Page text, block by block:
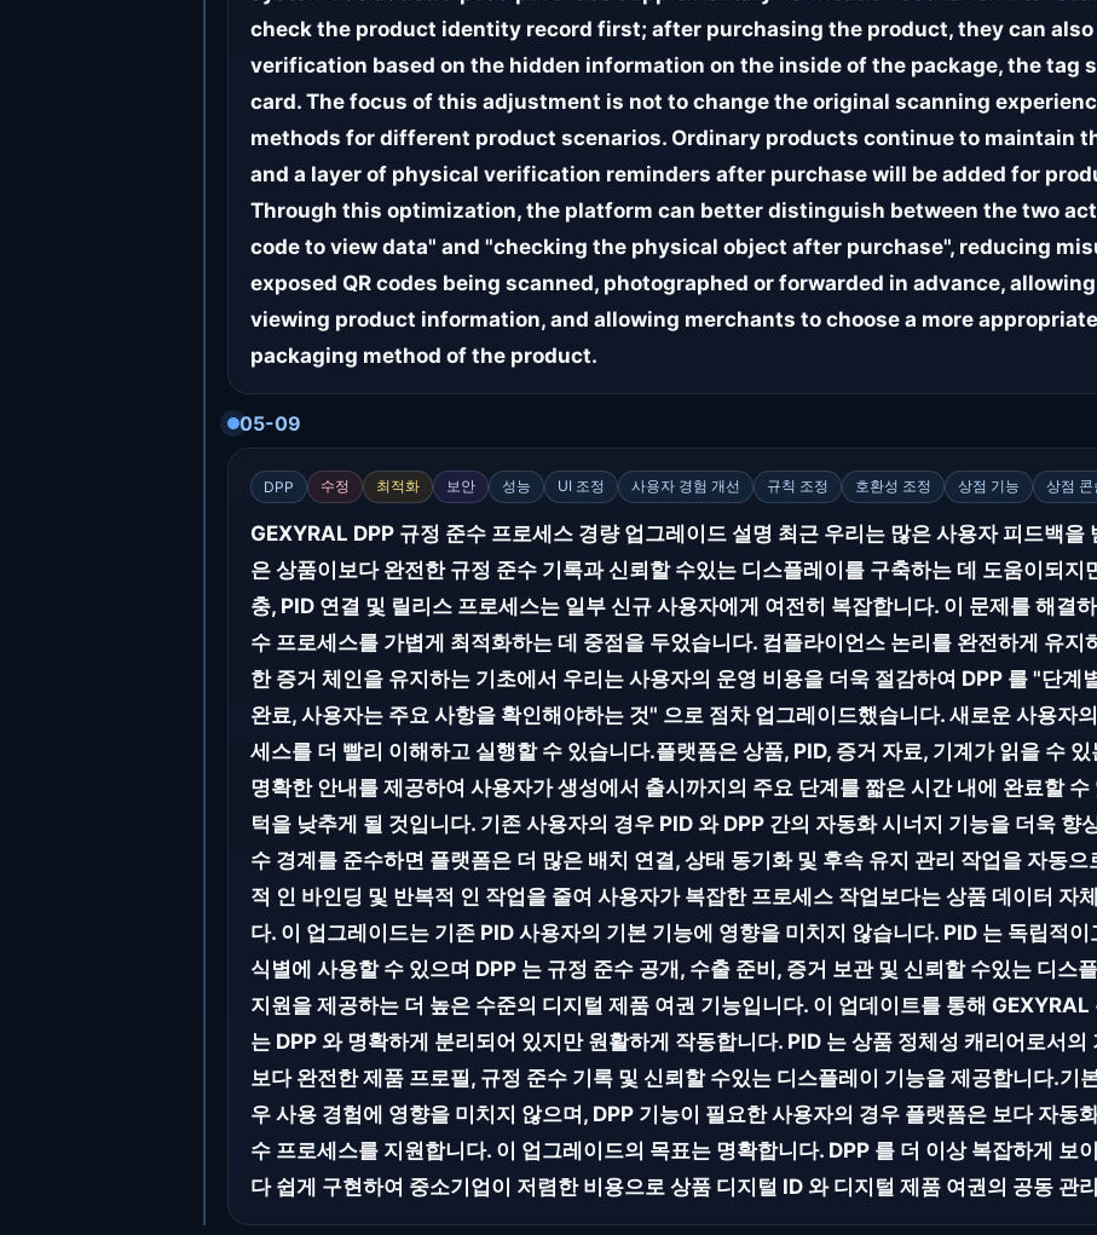
check the product identity record first; after purchasing the product, they can
verification based on the hidden information on the inside of the package, the tag
card. The focus of this adjustment is not to change the original scanning
methods for different product scenarios. Ordinary products continue to maintain
and a layer of physical verification reminders after purchase will be added for
Through this optimization, the platform can better distinguish between the two
code to view data" and "checking the physical object after purchase", reducing
exposed QR codes being scanned, photographed or forwarded in advance,
viewing product information, and allowing merchants to choose a more
packaging method of the product.
05-09
DPP 수정 최적화 보안 성능 UI 조정 사용자 경험 개선 규칙 조정 호환성 조정 상점 기능 상점 콘
GEXYRAL DPP 규정 준수 프로세스 경량 업그레이드 설명 최근 우리는 많은 사용자 피드백을
은 상품이보다 완전한 규정 준수 기록과 신뢰할 수있는 디스플레이를 구축하는 데 도움이되지
충, PID 연결 및 릴리스 프로세스는 일부 신규 사용자에게 여전히 복잡합니다. 이 문제를 해결
수 프로세스를 가볍게 최적화하는 데 중점을 두었습니다. 컴플라이언스 논리를 완전하게 유지
한 증거 체인을 유지하는 기초에서 우리는 사용자의 운영 비용을 더욱 절감하여 DPP 를 "단계
완료, 사용자는 주요 사항을 확인해야하는 것" 으로 점차 업그레이드했습니다. 새로운 사용자
세스를 더 빨리 이해하고 실행할 수 있습니다.플랫폼은 상품, PID, 증거 자료, 기계가 읽을 수
명확한 안내를 제공하여 사용자가 생성에서 출시까지의 주요 단계를 짧은 시간 내에 완료할
턱을 낮추게 될 것입니다. 기존 사용자의 경우 PID 와 DPP 간의 자동화 시너지 기능을 더욱 향
수 경계를 준수하면 플랫폼은 더 많은 배치 연결, 상태 동기화 및 후속 유지 관리 작업을 자동
적 인 바인딩 및 반복적 인 작업을 줄여 사용자가 복잡한 프로세스 작업보다는 상품 데이터 자
다. 이 업그레이드는 기존 PID 사용자의 기본 기능에 영향을 미치지 않습니다. PID 는 독립적
식별에 사용할 수 있으며 DPP 는 규정 준수 공개, 수출 준비, 증거 보관 및 신뢰할 수있는 디스
지원을 제공하는 더 높은 수준의 디지털 제품 여권 기능입니다. 이 업데이트를 통해
는 DPP 와 명확하게 분리되어 있지만 원활하게 작동합니다. PID 는 상품 정체성 캐리어로서
보다 완전한 제품 프로필, 규정 준수 기록 및 신뢰할 수있는 디스플레이 기능을 제공합니다.기
우 사용 경험에 영향을 미치지 않으며, DPP 기능이 필요한 사용자의 경우 플랫폼은 보다 자동
수 프로세스를 지원합니다. 이 업그레이드의 목표는 명확합니다. DPP 를 더 이상 복잡하게 보
다 쉽게 구현하여 중소기업이 저렴한 비용으로 상품 디지털 ID 와 디지털 제품 여권의 공동 관